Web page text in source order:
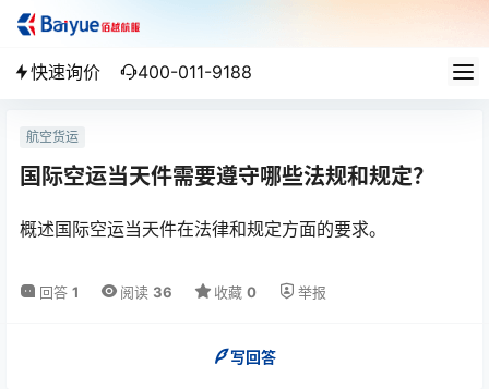
快速询价 400-011-9188
航空货运
国际空运当天件需要遵守哪些法规和规定？
概述国际空运当天件在法律和规定方面的要求。
回答 1 阅读 36 收藏 0 举报
写回答